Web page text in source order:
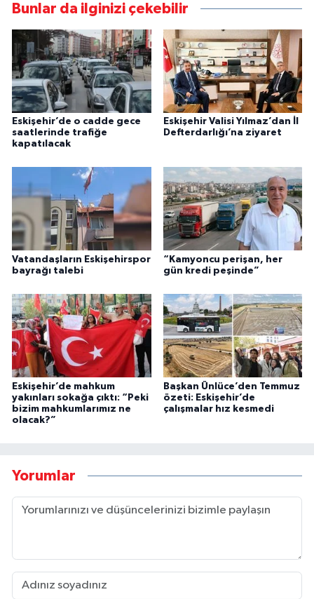
Bunlar da ilginizi çekebilir
Eskişehir’de o cadde gece
saatlerinde trafiğe
kapatılacak
Eskişehir Valisi Yılmaz’dan İl
Defterdarlığı’na ziyaret
Vatandaşların Eskişehirspor
bayrağı talebi
“Kamyoncu perişan, her
gün kredi peşinde”
Eskişehir’de mahkum
yakınları sokağa çıktı: “Peki
bizim mahkumlarımız ne
olacak?”
Başkan Ünlüce’den Temmuz
özeti: Eskişehir’de
çalışmalar hız kesmedi
Yorumlar